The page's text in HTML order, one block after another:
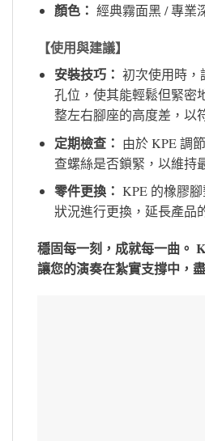
顏色： 經典霧面黑 / 專業
【使用與建議】
安裝技巧： 初次使用時，
孔位，使其能輕鬆但緊密
整左右腳座的高度差，以
定期檢查： 由於 KPE 調
查螺絲是否鎖緊，以維持
零件更換： KPE 的橡膠
狀況進行更換，延長產品
穩固每一刻，成就每一曲。
讓您的演奏在紮實支撐中，